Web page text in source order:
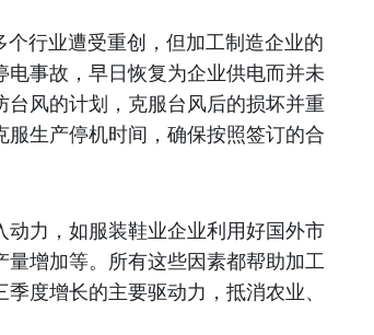
行业遭受重创，但加工制造企业的
事故，早日恢复为企业供电而并未
风的计划，克服台风后的损坏并重
生产停机时间，确保按照签订的合
力，如服装鞋业企业利用好国外市
增加等。所有这些因素都帮助加工
度增长的主要驱动力，抵消农业、